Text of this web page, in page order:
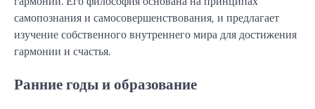
самопознания и самосовершенствования, и предлагает
изучение собственного внутреннего мира для достижения
гармонии и счастья.
Ранние годы и образование